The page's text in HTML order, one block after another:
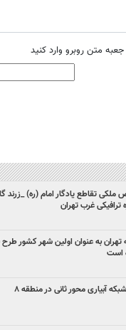
متن روبرو وارد کنید
ملکی تقاطع یادگار امام (ره) _زرند
ترافیکی غرب تهران
تهران به عنوان اولین شهر
است
آبیاری محور ثانی در منطقه ۸